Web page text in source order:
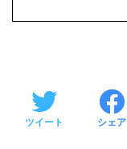
ツイート シェア